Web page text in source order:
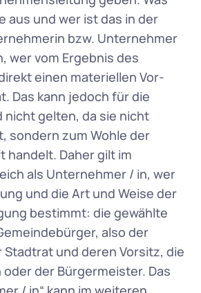
aus und wer ist das in der
bzw. Unternehmer
wer vom Ergebnis des
einen materiellen Vor-
Das kann jedoch für die
nicht gelten, da sie nicht
sondern zum Wohle der
handelt. Daher gilt im
als Unternehmer / in, wer
und die Art und Weise der
bestimmt: die gewählte
also der
und deren Vorsitz, die
der Bürgermeister. Das